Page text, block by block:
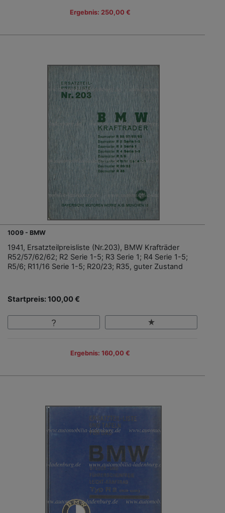
Ergebnis: 250,00 €
1009 - BMW
1941, Ersatzteilpreisliste (Nr.203), BMW Krafträder
R52/57/62/62; R2 Serie 1-5; R3 Serie 1; R4 Serie 1-5;
R5/6; R11/16 Serie 1-5; R20/23; R35, guter Zustand
Startpreis: 100,00 €
Ergebnis: 160,00 €